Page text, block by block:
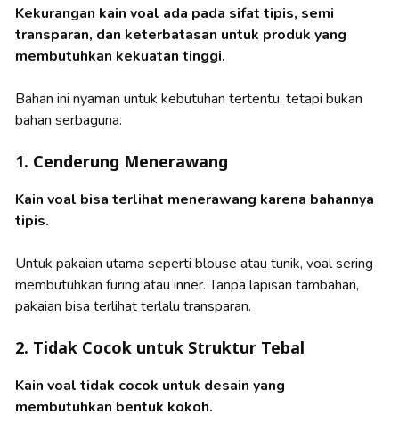
Kekurangan kain voal ada pada sifat tipis, semi
transparan, dan keterbatasan untuk produk yang
membutuhkan kekuatan tinggi.
Bahan ini nyaman untuk kebutuhan tertentu, tetapi bukan
bahan serbaguna.
1. Cenderung Menerawang
Kain voal bisa terlihat menerawang karena bahannya
tipis.
Untuk pakaian utama seperti blouse atau tunik, voal sering
membutuhkan furing atau inner. Tanpa lapisan tambahan,
pakaian bisa terlihat terlalu transparan.
2. Tidak Cocok untuk Struktur Tebal
Kain voal tidak cocok untuk desain yang
membutuhkan bentuk kokoh.